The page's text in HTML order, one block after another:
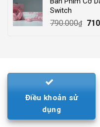
Switch
790.000₫
Điều khoản sử
dụng